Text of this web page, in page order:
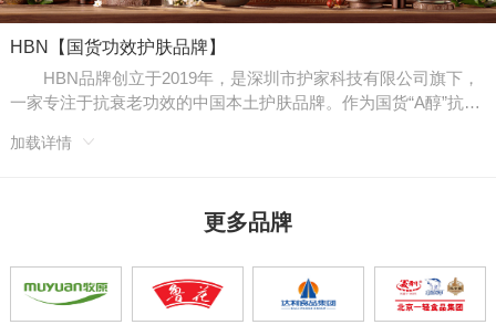
HBN【国货功效护肤品牌】
HBN品牌创立于2019年，是深圳市护家科技有限公司旗下，
一家专注于抗衰老功效的中国本土护肤品牌。作为国货“A醇”抗老
消费者提供高效、安全的抗老解决方案。
加载详情
更多品牌